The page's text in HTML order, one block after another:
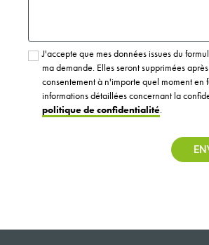
J'accepte que mes données issues du
ma demande. Elles seront supprimées
consentement à n'importe quel moment en
informations détaillées concernant la
politique de confidentialité.